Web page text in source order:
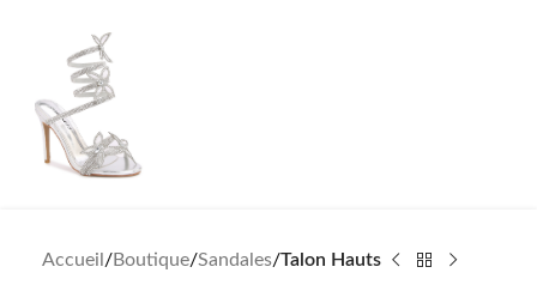
Accueil Boutique Sandales Talon Hauts